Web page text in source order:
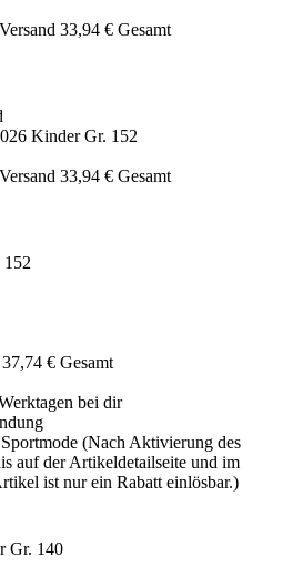
33,94 € Gesamt
Kinder Gr. 152
33,94 € Gesamt
37,74 € Gesamt
bei dir
(Nach Aktivierung des
auf der Artikeldetailseite und im
ist nur ein Rabatt einlösbar.)
Gr. 140